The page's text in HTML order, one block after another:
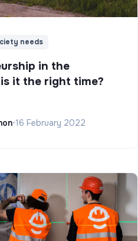
needs
in the
it the right time?
•16 February 2022